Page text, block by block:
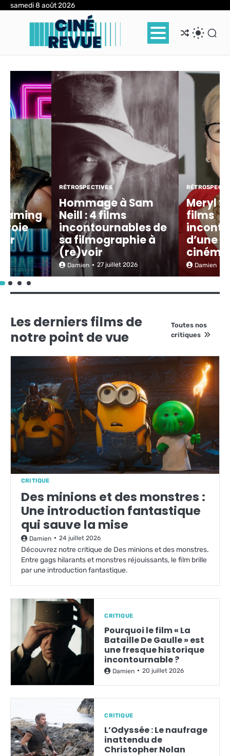
Skipsamedi 8 août 2026
RÉTROSPECTIVES
Hommage à Sam
Neill : 4 films
incontournables de
sa filmographie à
(re)voir
Damien 27 juillet 2026
Meryl
films
d’une
cinéma
Damien
Les derniers films de
notre point de vue
Toutes nos
critiques
CRITIQUE
Des minions et des monstres :
Une introduction fantastique
qui sauve la mise
Damien 24 juillet 2026
Découvrez notre critique de Des minions et des monstres.
Entre gags hilarants et monstres réjouissants, le film brille
par une introduction fantastique.
CRITIQUE
Pourquoi le film « La
Bataille De Gaulle » est
une fresque historique
incontournable ?
Damien 20 juillet 2026
CRITIQUE
L’Odyssée : Le naufrage
inattendu de
Christopher Nolan